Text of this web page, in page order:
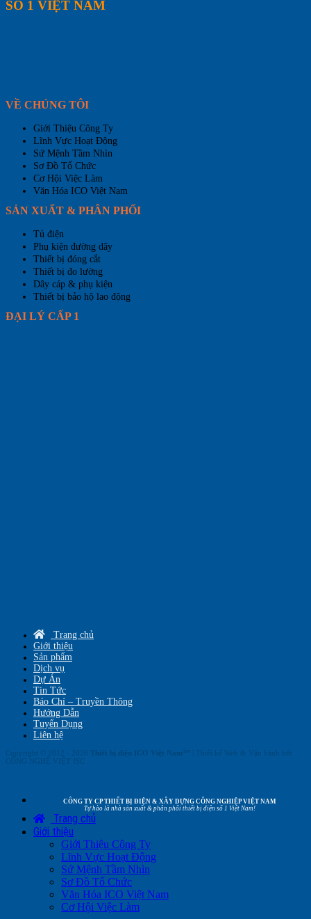
SỐ 1 VIỆT NAM
VỀ CHÚNG TÔI
Giới Thiệu Công Ty
Lĩnh Vực Hoạt Động
Sứ Mệnh Tầm Nhìn
Sơ Đồ Tổ Chức
Cơ Hội Việc Làm
Văn Hóa ICO Việt Nam
SẢN XUẤT & PHÂN PHỐI
Tủ điện
Phụ kiện đường dây
Thiết bị đóng cắt
Thiết bị đo lường
Dây cáp & phụ kiện
Thiết bị bảo hộ lao động
ĐẠI LÝ CẤP 1
Trang chủ
Giới thiệu
Sản phẩm
Dịch vụ
Dự Án
Tin Tức
Báo Chí – Truyền Thông
Hướng Dẫn
Tuyển Dụng
Liên hệ
Copyright © 2012 - 2026 Thiết bị điện ICO Việt Nam™ | Thiết kế Web & Vận hành bởi
CÔNG NGHỆ VIỆT JSC
CÔNG TY CP THIẾT BỊ ĐIỆN & XÂY DỰNG CÔNG NGHIỆP VIỆT NAM
Tự hào là nhà sản xuất & phân phối thiết bị điện số 1 Việt Nam!
Trang chủ
Giới thiệu
Giới Thiệu Công Ty
Lĩnh Vực Hoạt Động
Sứ Mệnh Tầm Nhìn
Sơ Đồ Tổ Chức
Văn Hóa ICO Việt Nam
Cơ Hội Việc Làm